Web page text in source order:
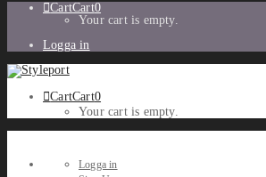
CartCart0
Your cart is empty.
Logga in
CartCart0
Your cart is empty.
Logga in